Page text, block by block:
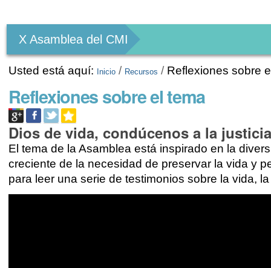
Personales
X Asamblea del CMI
Usted está aquí: Inicio / Recursos / Reflexiones sobre
Reflexiones sobre el tema
Dios de vida, condúcenos a la
El tema de la Asamblea está inspirado en la
creciente de la necesidad de preservar la vida y
para leer una serie de testimonios sobre la vida,